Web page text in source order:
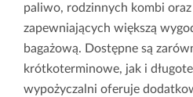
paliwo, rodzinnych kombi
zapewniających większą
bagażową. Dostępne są
krótkoterminowe, jak i
wypożyczalni oferuje